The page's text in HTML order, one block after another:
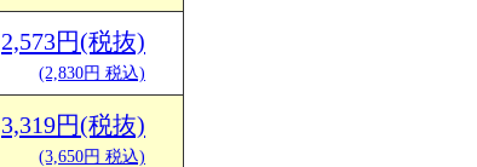
2,573円(税抜)
(2,830円 税込)
3,319円(税抜)
(3,650円 税込)